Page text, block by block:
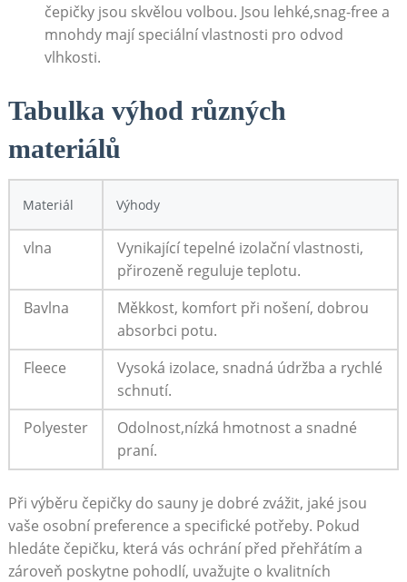
čepičky jsou skvělou volbou. Jsou lehké,snag-free a
mnohdy mají speciální vlastnosti pro odvod
vlhkosti.
Tabulka výhod různých
materiálů
Materiál Výhody
vlna
Vynikající tepelné izolační vlastnosti,
přirozeně reguluje teplotu.
Bavlna
Měkkost, komfort při nošení, dobrou
absorbci potu.
Fleece
Vysoká izolace, snadná údržba a rychlé
schnutí.
Polyester
Odolnost,nízká hmotnost a snadné
praní.
Při výběru čepičky do sauny je dobré zvážit, jaké jsou
vaše osobní preference a specifické potřeby. Pokud
hledáte čepičku, která vás ochrání před přehřátím a
zároveň poskytne pohodlí, uvažujte o kvalitních